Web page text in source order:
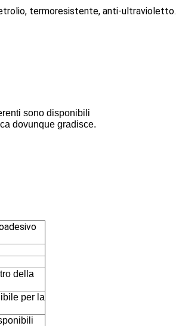
termoresistente, anti-ultravioletto.
sono disponibili
dovunque gradisce.
della
per la